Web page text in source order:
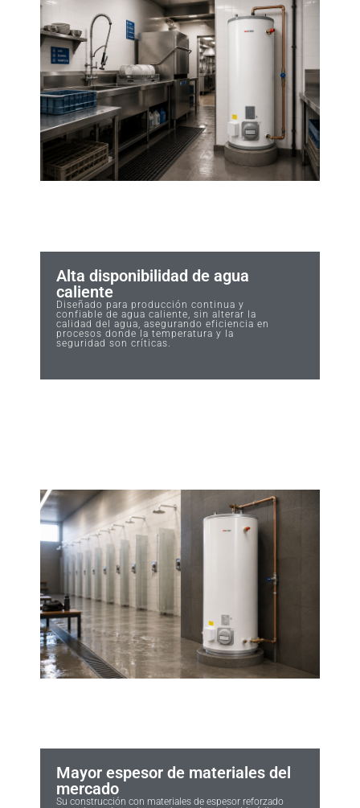
Alta disponibilidad de agua
caliente
Diseñado para producción continua y
confiable de agua caliente, sin alterar la
calidad del agua, asegurando eficiencia en
procesos donde la temperatura y la
seguridad son críticas.
Mayor espesor de materiales del
mercado
Su construcción con materiales de espesor reforzado